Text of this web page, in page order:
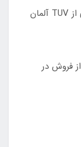
اولین دارنده استاندارد رضایت مندی مشتری از TUV آلمان
پس از فروش در